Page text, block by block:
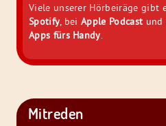
Viele unserer Hörbeiräge gibt
Spotify, beiApple Podcast und
Apps fürs Handy.
Mitreden